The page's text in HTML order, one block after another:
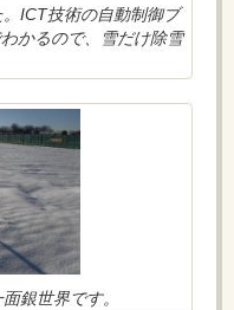
ICT技術の自動制御ブ
かるので、雪だけ除雪
銀世界です。